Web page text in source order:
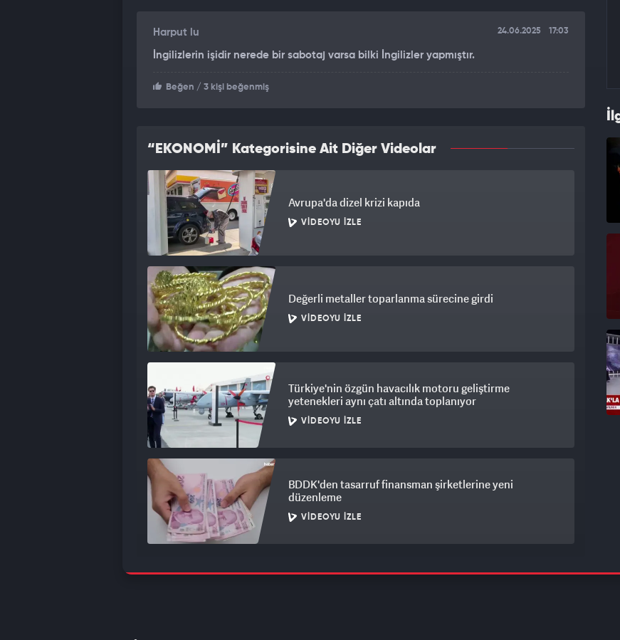
Harput lu 24.06.2025 17:03
İngilizlerin işidir nerede bir sabotaj varsa bilki İngilizler yapmıştır.
Beğen / 3 kişi beğenmiş
“EKONOMİ” Kategorisine Ait Diğer Videolar
Avrupa'da dizel krizi kapıda
VIDEOYU İZLE
Değerli metaller toparlanma sürecine girdi
VIDEOYU İZLE
Türkiye'nin özgün havacılık motoru geliştirme
yetenekleri aynı çatı altında toplanıyor
VIDEOYU İZLE
BDDK'den tasarruf finansman şirketlerine yeni
düzenleme
VIDEOYU İZLE